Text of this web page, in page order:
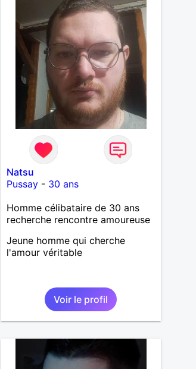
personne avec qui partager des
conversations, des moments de
vie et, si le destin le permet,
construire une belle relation. En
revanche, je préfère être clair
dès le départ : je ne donnerai
jamais d'argent, sous quelque
prétexte que ce soit. Si votre
objectif est de demander une
aide financière ou de profiter de
la générosité des autres, nous
perdrons tous les deux notre
temps. Si, en revanche, vous
recherchez une relation honnête,
basée sur la confiance, le
respect et la bienveillance, ce
pourrons faire connaissance.
Natsu
Pussay - 30 ans
Homme célibataire de 30 ans
recherche rencontre amoureuse
Jeune homme qui cherche
l'amour véritable
Voir le profil